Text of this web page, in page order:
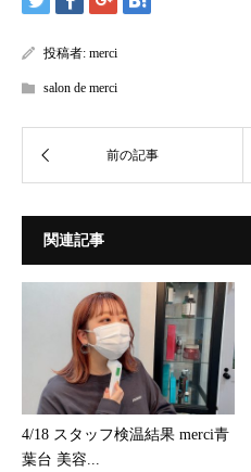
投稿者: merci
salon de merci
関連記事
4/18 スタッフ検温結果 merci青
葉台 美容...